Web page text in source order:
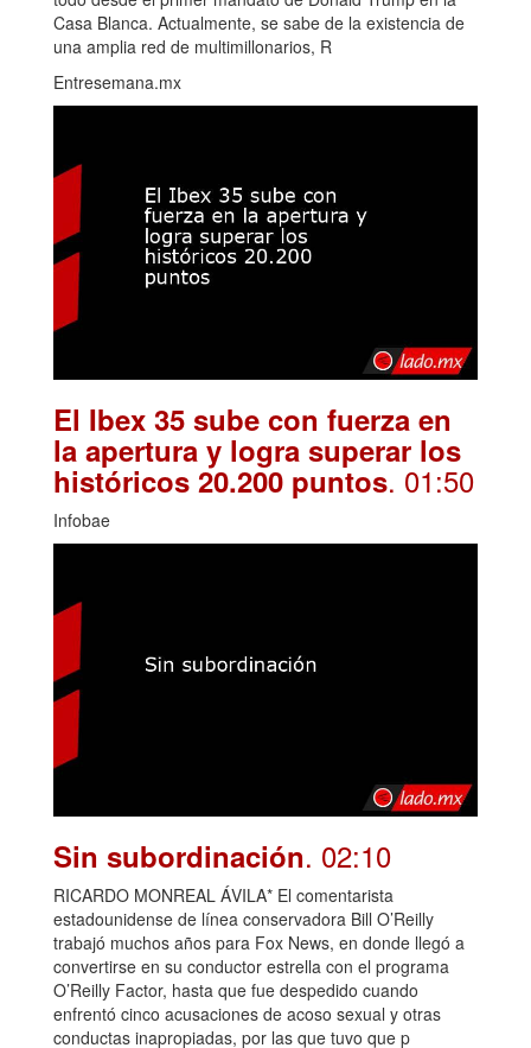
Casa Blanca. Actualmente, se sabe de la existencia de
una amplia red de multimillonarios, R
Entresemana.mx
El Ibex 35 sube con fuerza en
la apertura y logra superar los
históricos 20.200 puntos. 01:50
Infobae
Sin subordinación. 02:10
RICARDO MONREAL ÁVILA* El comentarista
estadounidense de línea conservadora Bill O’Reilly
trabajó muchos años para Fox News, en donde llegó a
convertirse en su conductor estrella con el programa
O’Reilly Factor, hasta que fue despedido cuando
enfrentó cinco acusaciones de acoso sexual y otras
conductas inapropiadas, por las que tuvo que p